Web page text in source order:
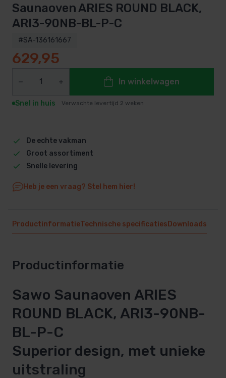
Saunaoven ARIES ROUND BLACK,
ARI3-90NB-BL-P-C
#SA-136161667
629,95
In winkelwagen
Snel in huis Verwachte levertijd 2 weken
De echte vakman
Groot assortiment
Snelle levering
Heb je een vraag? Stel hem hier!
ProductinformatieTechnische specificaties Downloads
Productinformatie
Sawo Saunaoven ARIES
ROUND BLACK, ARI3-90NB-
BL-P-C
Superior design, met unieke
uitstraling